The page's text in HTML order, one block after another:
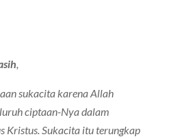
,
sukacita karena Allah
ciptaan-Nya dalam
Kristus. Sukacita itu terungkap